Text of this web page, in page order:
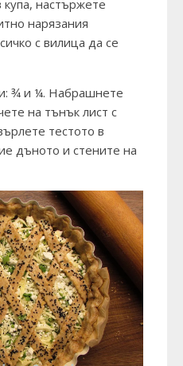
настържете
нарязания
с вилица да се
¾ и ¼. Набрашнете
на тънък лист с
тестото в
дъното и стените на